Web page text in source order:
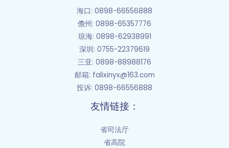
海口: 0898-66556888
儋州: 0898-65357776
琼海: 0898-62938991
深圳: 0755-22379619
三亚: 0898-88988176
邮箱: falixinyx@163.com
投诉: 0898-66556888
友情链接：
省司法厅
省高院